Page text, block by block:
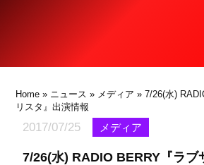
Home » ニュース » メディア » 7/26(水)
リスタ』出演情報
2017/07/25 メディア
7/26(水) RADIO BERRY『ラブ